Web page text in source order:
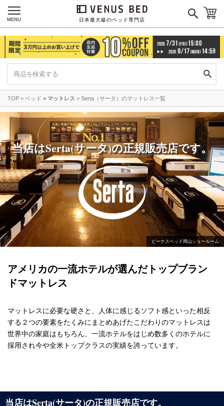
日本最大級のベッド専門店
MENU
TOP ベッド マットレス Serta（サータ）のマットレス一覧
当店はSerta(サータ)の正規販売店です。
ビーナスベッド岡山ショールーム
アメリカの一流ホテルが選んだトップブラン
ドマットレス
マットレスに必要な硬さと、人体に感じるソフト感といった相反
する２つの要素をたくみにまとめあげたこだわりのマットレスは
世界中の家庭はもちろん、一流ホテルをはじめ数多くのホテルに
採用され今や全米トップクラスの実績を誇っています。
当店はSerta(サータ)の正規販売店です。